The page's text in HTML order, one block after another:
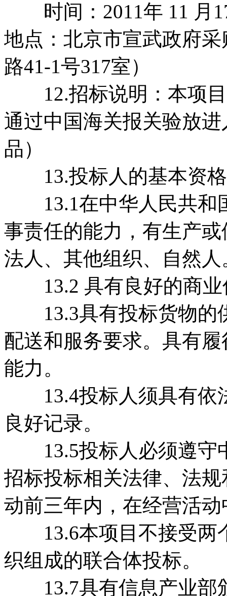
时间：2011年 11 月
地点：北京市宣武政府
路41-1号317室）
12.招标说明：本项目
通过中国海关报关验放
品）
13.投标人的基本资格
13.1在中华人民共和
事责任的能力，有生产
法人、其他组织、自然人
13.2 具有良好的商业
13.3具有投标货物的
配送和服务要求。具有
能力。
13.4投标人须具有依
良好记录。
13.5投标人必须遵守
招标投标相关法律、法
动前三年内，在经营活
13.6本项目不接受两
织组成的联合体投标。
13.7具有信息产业部